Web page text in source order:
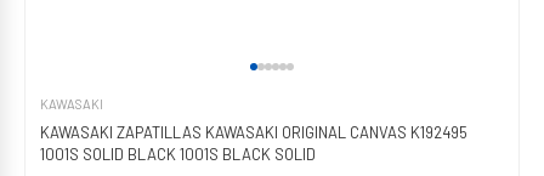
KAWASAKI
KAWASAKI ZAPATILLAS KAWASAKI ORIGINAL CANVAS K192495
1001S SOLID BLACK 1001S BLACK SOLID